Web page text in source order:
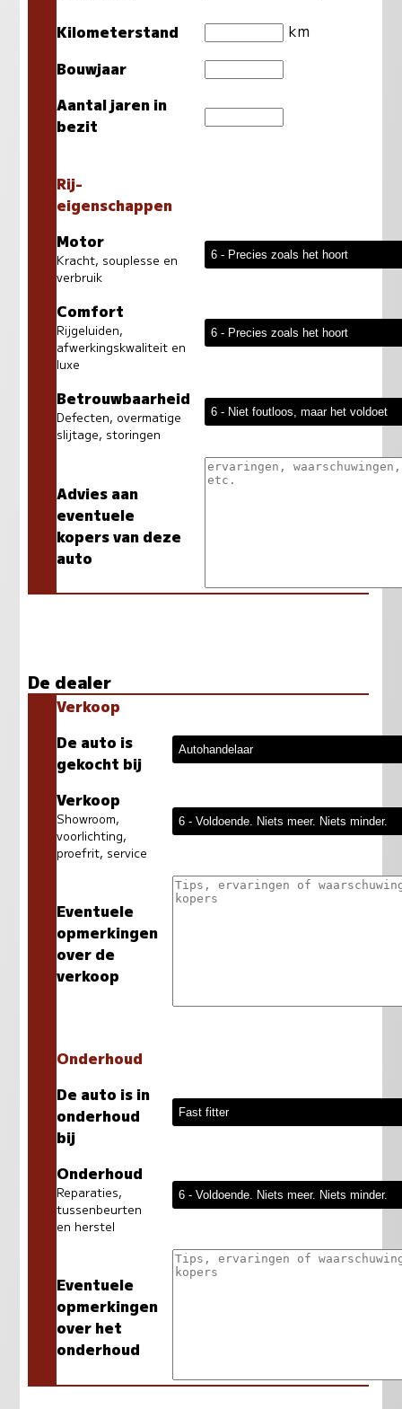
Kilometerstand
km
Bouwjaar
Aantal jaren in
bezit
Rij-
eigenschappen
Motor
Kracht, souplesse en
verbruik
Comfort
Rijgeluiden,
afwerkingskwaliteit en
luxe
Betrouwbaarheid
Defecten, overmatige
slijtage, storingen
Advies aan
eventuele
kopers van deze
auto
De dealer
Verkoop
De auto is
gekocht bij
Verkoop
Showroom,
voorlichting,
proefrit, service
Eventuele
opmerkingen
over de
verkoop
Onderhoud
De auto is in
onderhoud
bij
Onderhoud
Reparaties,
tussenbeurten
en herstel
Eventuele
opmerkingen
over het
onderhoud